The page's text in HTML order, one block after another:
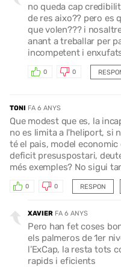
no queda cap
de res aixo?? pero es
que volen??? i
anant a treballar per
incompetent i
0 0
TONI FA 6 ANYS
Que modest que es, la
no es limita a l'heliport, si
té el pais, model
deficit presuspostari,
més exemples? No sigui
RESPON
0 0
XAVIER FA 6 ANYS
Pero han fet coses
els palmeros de 1er
l’ExCap, la resta tots
rapids i eficients